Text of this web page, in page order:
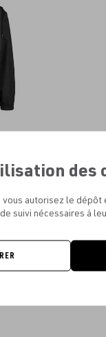
des
vous autorisez le
suivi nécessaires à